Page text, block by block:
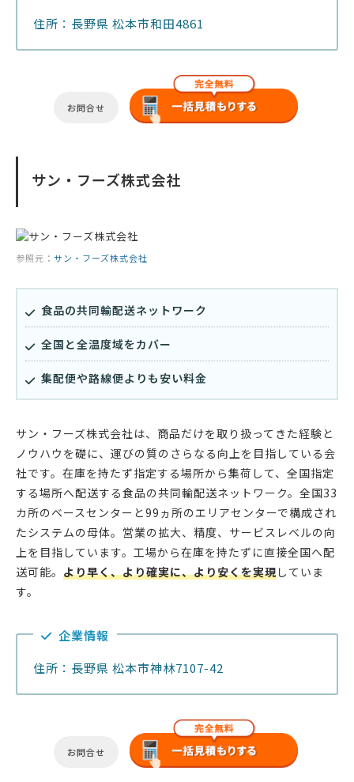
住所：長野県 松本市和田4861
お問合せ
サン・フーズ株式会社
参照元： サン・フーズ株式会社
食品の共同輸配送ネットワーク
全国と全温度域をカバー
集配便や路線便よりも安い料金
サン・フーズ株式会社は、商品だけを取り扱ってきた経験と
ノウハウを礎に、運びの質のさらなる向上を目指している会
社です。在庫を持たず指定する場所から集荷して、全国指定
する場所へ配送する食品の共同輸配送ネットワーク。全国33
カ所のベースセンターと99ヵ所のエリアセンターで構成され
たシステムの母体。営業の拡大、精度、サービスレベルの向
上を目指しています。工場から在庫を持たずに直接全国へ配
送可能。 より早く、より確実に、より安くを実現していま
す。
企業情報
住所：長野県 松本市神林7107-42
お問合せ